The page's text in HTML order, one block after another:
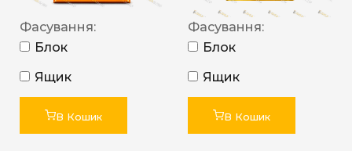
Фасування:
Блок
Ящик
В Кошик
Фасування:
Блок
Ящик
В Кошик